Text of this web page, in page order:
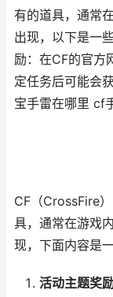
有的道具，通常
出现，以下是一
励：在CF的官方
定任务后可能会
宝手雷在哪里 cf
CF（CrossFire
具，通常在游戏
现，下面内容是
活动主题奖